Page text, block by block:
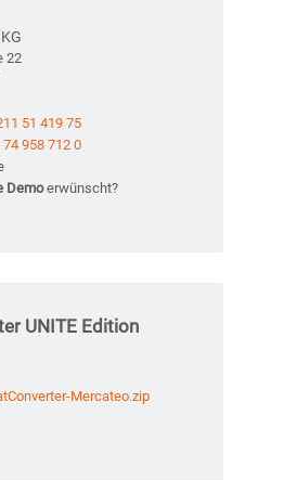
22
51 419 75
74 958 712 0
Demoerwünscht?
UNITE Edition
Mercateo.zip